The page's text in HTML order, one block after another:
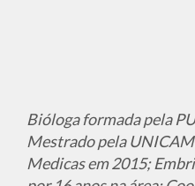
Bióloga formada pela
Mestrado pela
Medicas em 2015;